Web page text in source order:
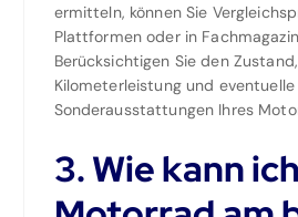
ermitteln, können Sie
Plattformen oder in
Berücksichtigen Sie den
Kilometerleistung und eventuelle
Sonderausstattungen Ihres
3. Wie kann